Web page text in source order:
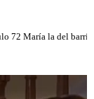
72 María la del barrio